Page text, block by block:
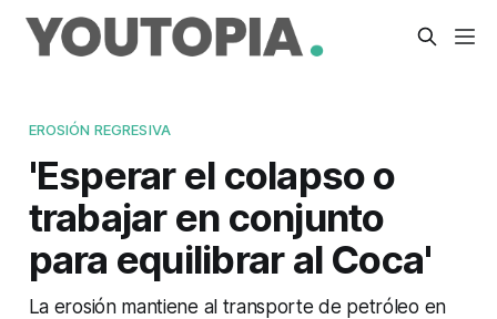
EROSIÓN REGRESIVA
'Esperar el colapso o
trabajar en conjunto
para equilibrar al Coca'
La erosión mantiene al transporte de petróleo en